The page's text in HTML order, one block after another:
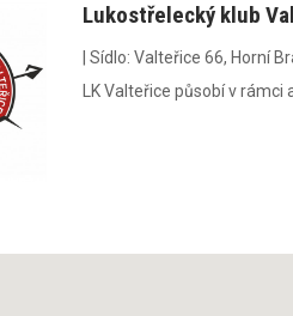
Lukostřelecký klub
Sídlo: Valteřice 66, Horní
LK Valteřice působí v rámci